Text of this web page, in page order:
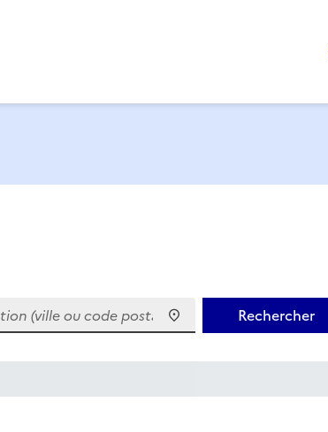
(ville ou code postal)